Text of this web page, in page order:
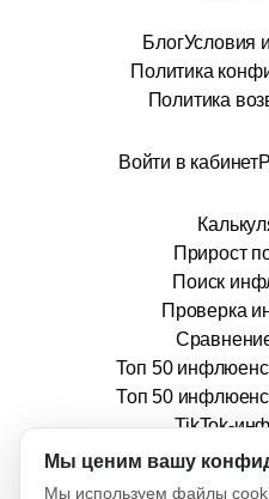
БлогУсловия
Политика
Политика
Войти в кабинет
Прирост
Поиск
Проверка
Топ 50
Топ 50
TikTok-
Мы ценим вашу
Мы используем файлы